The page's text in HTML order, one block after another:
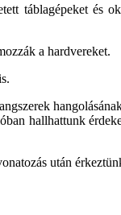
táblagépeket és
a hardvereket.
hallhattunk
után